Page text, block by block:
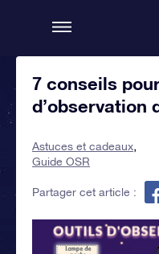
7 conseils
d’observation
Astuces et cadeaux
Guide OSR
Partager cet article :